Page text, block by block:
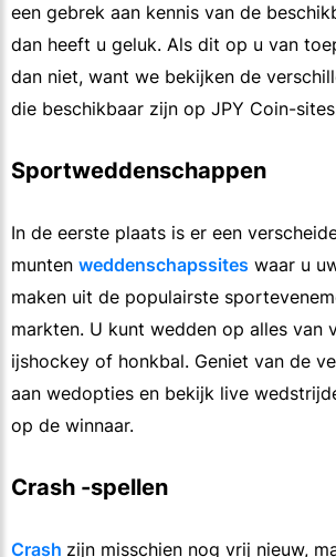
een gebrek aan kennis van de
dan heeft u geluk. Als dit op u van
dan niet, want we bekijken de
die beschikbaar zijn op JPY Coin-
Sportweddenschappen
In de eerste plaats is er een
munten weddenschapssites waar u
maken uit de populairste
markten. U kunt wedden op alles van
ijshockey of honkbal. Geniet van de
aan wedopties en bekijk live
op de winnaar.
Crash -spellen
Crash zijn misschien nog vrij nieuw,